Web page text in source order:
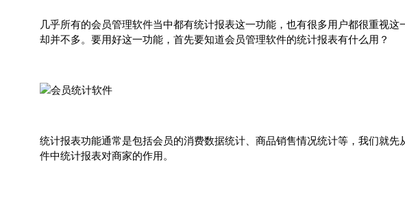
几乎所有的会员管理软件当中都有统计报表这一功能，也有很多用户都很重视
却并不多。要用好这一功能，首先要知道会员管理软件的统计报表有什么用？
统计报表功能通常是包括会员的消费数据统计、商品销售情况统计等，我们就
件中统计报表对商家的作用。